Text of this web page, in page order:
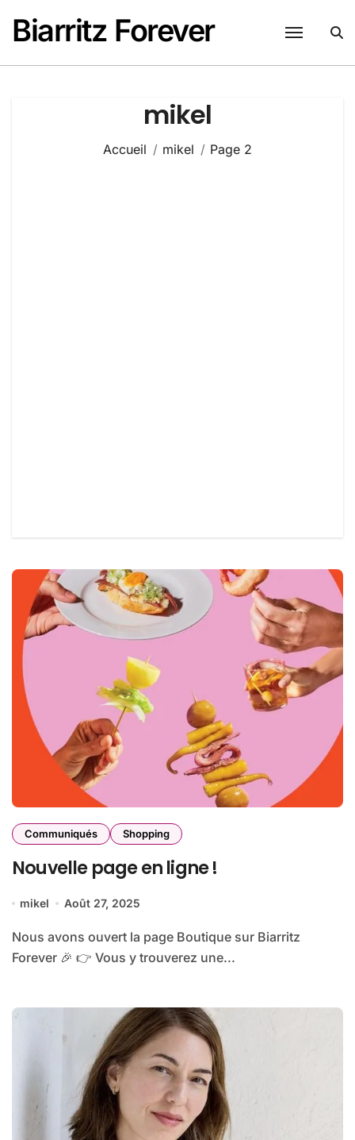
contenu
Biarritz Forever
mikel
Accueil mikel Page 2
Communiqués Shopping
Nouvelle page en ligne !
mikel Août 27, 2025
Nous avons ouvert la page Boutique sur Biarritz
Forever 🎉 👉 Vous y trouverez une...